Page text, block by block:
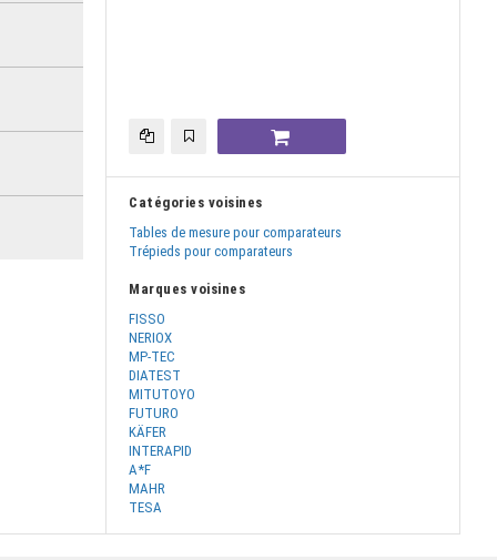
Catégories voisines
Tables de mesure pour comparateurs
Trépieds pour comparateurs
Marques voisines
FISSO
NERIOX
MP-TEC
DIATEST
MITUTOYO
FUTURO
KÄFER
INTERAPID
A*F
MAHR
TESA